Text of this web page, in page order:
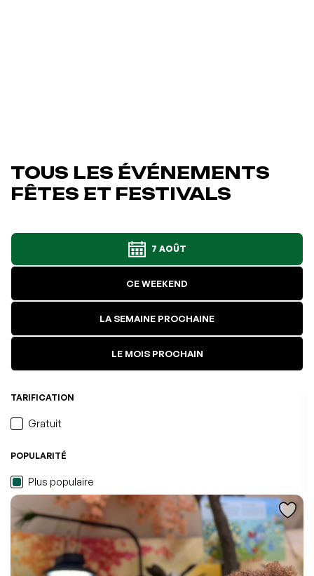
TOUS LES ÉVÉNEMENTS
FÊTES ET FESTIVALS
7 AOÛT
CE WEEKEND
LA SEMAINE PROCHAINE
LE MOIS PROCHAIN
TARIFICATION
Gratuit
POPULARITÉ
Plus populaire
Consulter mes favoris
Consulter mes favoris